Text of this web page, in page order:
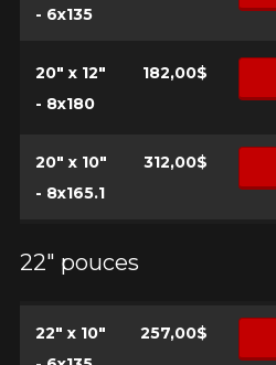
- 6x135
20" x 12"
- 8x180
182,00$
20" x 10"
- 8x165.1
312,00$
22" pouces
22" x 10"
257,00$